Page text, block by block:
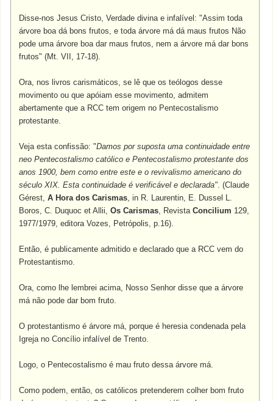
Disse-nos Jesus Cristo, Verdade divina e infalível: "Assim toda
árvore boa dá bons frutos, e toda árvore má dá maus frutos Não
pode uma árvore boa dar maus frutos, nem a árvore má dar bons
frutos" (Mt. VII, 17-18).
Ora, nos livros carismáticos, se lê que os teólogos desse
movimento ou que apóiam esse movimento, admitem
abertamente que a RCC tem origem no Pentecostalismo
protestante.
Veja esta confissão: "Damos por suposta uma continuidade entre
neo Pentecostalismo católico e Pentecostalismo protestante dos
anos 1900, bem como entre este e o revivalismo americano do
século XIX. Esta continuidade é verificável e declarada". (Claude
Gérest,A Hora dos Carismas, in R. Laurentin, E. Dussel L.
Boros, C. Duquoc et Allii, Os Carismas, RevistaConcilium 129,
1977/1979, editora Vozes, Petrópolis, p.16).
Então, é publicamente admitido e declarado que a RCC vem do
Protestantismo.
Ora, como lhe lembrei acima, Nosso Senhor disse que a árvore
má não pode dar bom fruto.
O protestantismo é árvore má, porque é heresia condenada pela
Igreja no Concílio infalível de Trento.
Logo, o Pentecostalismo é mau fruto dessa árvore má.
Como podem, então, os católicos pretenderem colher bom fruto